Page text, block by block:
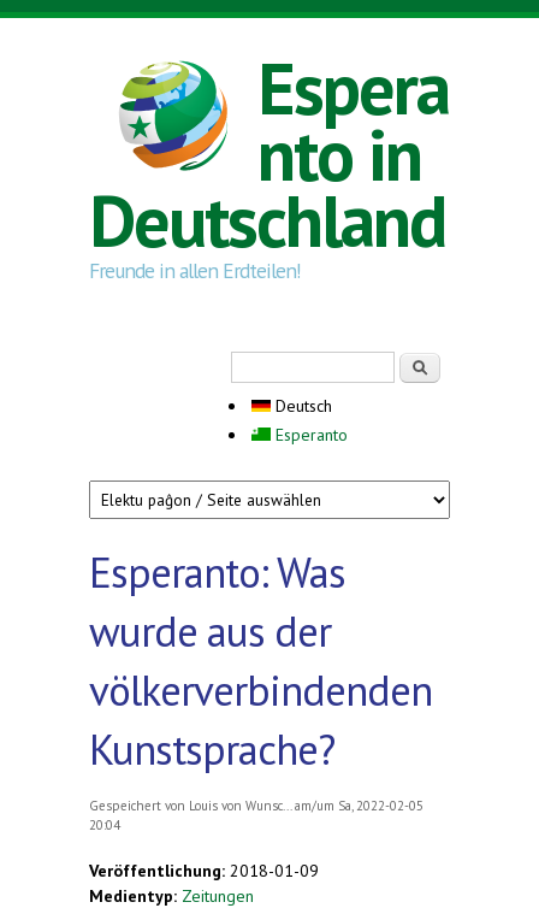
Direkt zum Inhalt
Espera
nto in
Deutschland
Freunde in allen Erdteilen!
Deutsch
Esperanto
Esperanto: Was
wurde aus der
völkerverbindenden
Kunstsprache?
Gespeichert von Louis von Wunsc...
am/um Sa, 2022-02-05
20:04
Veröffentlichung: 2018-01-09
Medientyp: Zeitungen